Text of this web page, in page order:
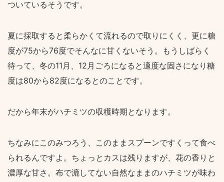
ついているそうです。
夏に採取すると柔らかくて流れるので取りにくく、更に糖
度が75から76度でそんなに甘くないそう。もうしばらく
待って、冬の11月、12月ごろになると適度な固さになり糖
度は80から82度になるとのことです。
だから年末がハチミツの収穫時期となります。
ちなみにこのみつろう、このままスプーンですくって食べ
られるんですよ。ちょっとカスは残りますが、花の香りと
濃厚な甘さ。布で漉してない自然なままのハチミツが味わ